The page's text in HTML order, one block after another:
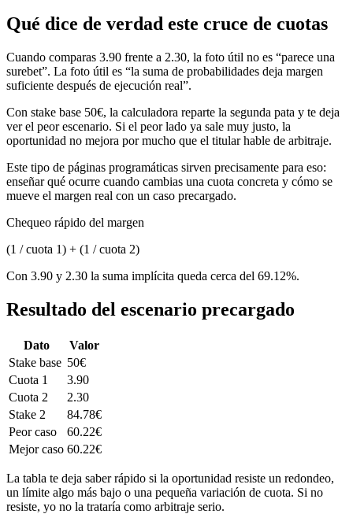
Qué dice de verdad este cruce de cuotas
Cuando comparas 3.90 frente a 2.30, la foto útil no es “parece una
surebet”. La foto útil es “la suma de probabilidades deja margen
suficiente después de ejecución real”.
Con stake base 50€, la calculadora reparte la segunda pata y te deja
ver el peor escenario. Si el peor lado ya sale muy justo, la
oportunidad no mejora por mucho que el titular hable de arbitraje.
Este tipo de páginas programáticas sirven precisamente para eso:
enseñar qué ocurre cuando cambias una cuota concreta y cómo se
mueve el margen real con un caso precargado.
Chequeo rápido del margen
(1 / cuota 1) + (1 / cuota 2)
Con 3.90 y 2.30 la suma implícita queda cerca del 69.12%.
Resultado del escenario precargado
Dato
Valor
Stake base 50€
Cuota 1
3.90
Cuota 2
2.30
Stake 2
84.78€
Peor caso
60.22€
Mejor caso 60.22€
La tabla te deja saber rápido si la oportunidad resiste un redondeo,
un límite algo más bajo o una pequeña variación de cuota. Si no
resiste, yo no la trataría como arbitraje serio.